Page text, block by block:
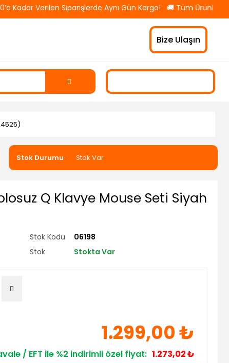
Verilen Siparişlerde Aynı Gün Kargo! 🚚 Tüm Ürünlerde
Bize Ulaşın
Stok Durumu Stok Var
Q Klavye Mouse Seti Siyah
Stok Kodu
06198
Stok Stokta Var
1.299,00 ₺
/ EFT ile %2 indirimli özel fiyat: 1.273,02 ₺